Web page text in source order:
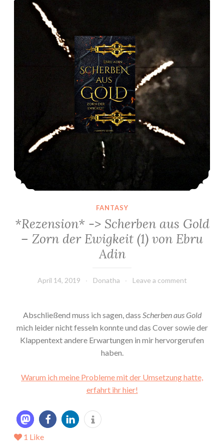
FANTASY
*Rezension* -> Scherben aus Gold
– Zorn der Ewigkeit (1) von Ebru
Adin
April 14, 2019 Donatha Leave a comment
Abschließend muss ich sagen, dass Scherben aus Gold
mich leider nicht fesseln konnte und das Cover sowie der
Klappentext andere Erwartungen in mir hervorgerufen
haben.
Warum ich meine Probleme mit der Umsetzung hatte,
erfahrt ihr hier!
1 Like